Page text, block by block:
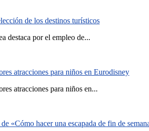
de los destinos turísticos
destaca por el empleo de...
atracciones para niños en Eurodisney
atracciones para niños en...
«Cómo hacer una escapada de fin de